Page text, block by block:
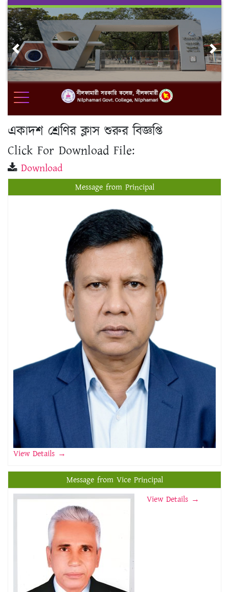
Skip
content
Previous
একাদশ শ্রেণির ক্লাস শুরুর বিজ্ঞপ্তি
Click For Download File:
Download
Message from Principal
View Details →
Message from Vice Principal
View Details →